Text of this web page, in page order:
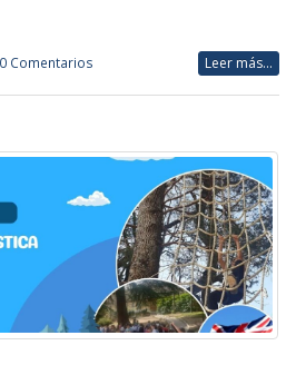
0 Comentarios Leer más...